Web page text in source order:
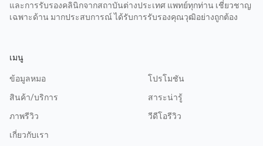
และการรับรองคลินิกจากสถาบันต่างประเทศ แพทย์ทุกท่าน เชี่ยวชาญ
เฉพาะด้าน มากประสบการณ์ ได้รับการรับรองคุณวุฒิอย่างถูกต้อง
เมนู
ข้อมูลหมอ
โปรโมชัน
สินค้า/บริการ
สาระน่ารู้
ภาพรีวิว
วีดีโอรีวิว
เกี่ยวกับเรา